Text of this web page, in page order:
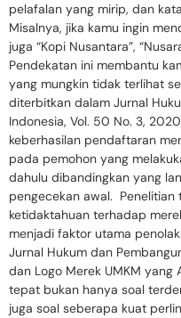
pelafalan yang mirip, dan
Misalnya, jika kamu ingin
juga “Kopi Nusantara”,
Pendekatan ini membantu
yang mungkin tidak terlihat
diterbitkan dalam Jurnal
Indonesia, Vol. 50 No. 3,
keberhasilan pendaftaran
pada pemohon yang
dahulu dibandingkan yang
pengecekan awal.
ketidaktahuan terhadap
menjadi faktor utama
Jurnal Hukum dan
dan Logo Merek UMKM yang
tepat bukan hanya soal
juga soal seberapa kuat